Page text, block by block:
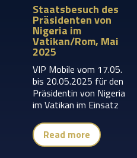
Staatsbesuch des
Präsidenten von
Nigeria im
Vatikan/Rom, Mai
2025
VIP Mobile vom 17.05.
bis 20.05.2025 für den
Präsidentin von Nigeria
im Vatikan im Einsatz
Read more